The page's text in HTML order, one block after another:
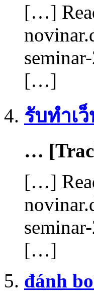
[…]
[…]
รับทำเ
…
[…]
[…]
đánh